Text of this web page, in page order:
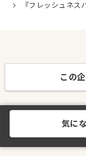
『フレッシュネス
この
気に